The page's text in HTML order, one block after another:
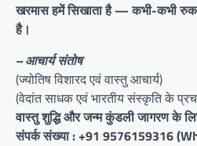
खरमास हमें सिखाता है — कभी-कभी
है।
– आचार्य संतोष
(ज्योतिष विशारद एवं वास्तु आचार्य)
(वेदांत साधक एवं भारतीय संस्कृति के
वास्तु शुद्धि और जन्म कुंडली जागरण के
संपर्क संख्या : +91 9576159316